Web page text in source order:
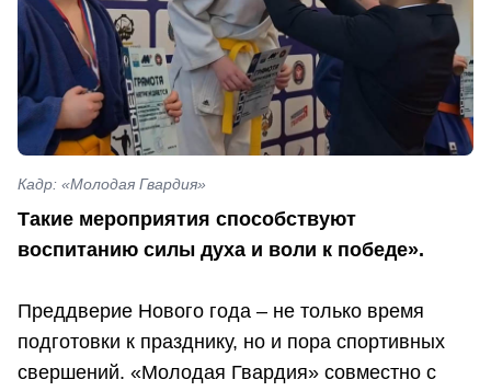
Кадр: «Молодая Гвардия»
Такие мероприятия способствуют
воспитанию силы духа и воли к победе».
Преддверие Нового года – не только время
подготовки к празднику, но и пора спортивных
свершений. «Молодая Гвардия» совместно с